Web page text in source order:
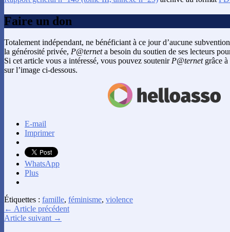
Faire un don
Totalement indépendant, ne bénéficiant à ce jour d’aucune
la générosité privée, P@terneta besoin du soutien de ses lecteurs
Si cet article vous a intéressé, vous pouvez soutenirP@ternetgrâce à
sur l’image ci-dessous.
E-mail
Imprimer
WhatsApp
Plus
Étiquettes : famille, féminisme, violence
← Article précédent
Article suivant →